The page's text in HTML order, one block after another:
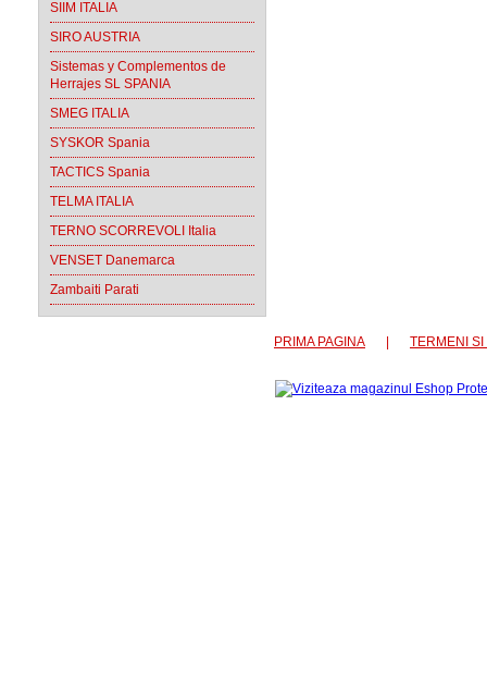
SIIM ITALIA
SIRO AUSTRIA
Sistemas y Complementos de
Herrajes SL SPANIA
SMEG ITALIA
SYSKOR Spania
TACTICS Spania
TELMA ITALIA
TERNO SCORREVOLI Italia
VENSET Danemarca
Zambaiti Parati
PRIMA PAGINA TERMENI SI